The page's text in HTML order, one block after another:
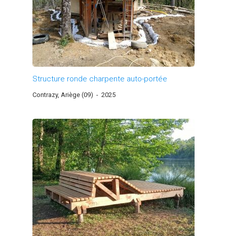
Structure ronde charpente auto-portée
Contrazy, Ariège (09) - 2025